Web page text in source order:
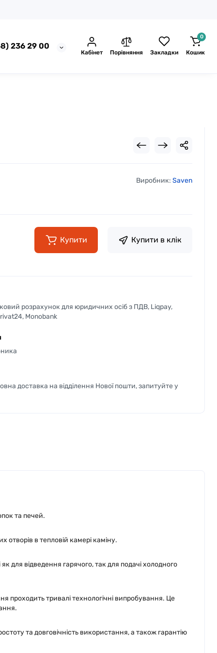
236 29 00
Кабінет Порівняння Закладки
0
Кошик
Виробник: Saven
Купити Купити в клік
розрахунок для юридичних осіб з ПДВ, Liqpay,
Monobank
доставка на відділення Нової пошти, запитуйте у
та печей.
в тепловій камері каміну.
для відведення гарячого, так для подачі холодного
проходить тривалі технологічні випробування. Це
та довговічність використання, а також гарантію